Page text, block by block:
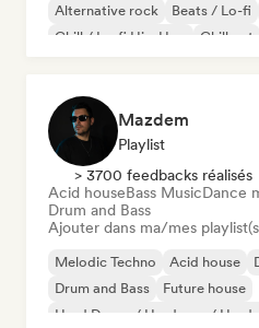
Alternative rock
Beats / Lo-fi
Chill / Lo-fi Hip-Hop
Chill out
Mazdem
Playlist
> 3700 feedbacks réalisés
Acid houseBass MusicDance
Drum and Bass
Ajouter dans ma/mes
Melodic Techno Acid house
Drum and Bass
Future house
Hard Dance / Hardcore /